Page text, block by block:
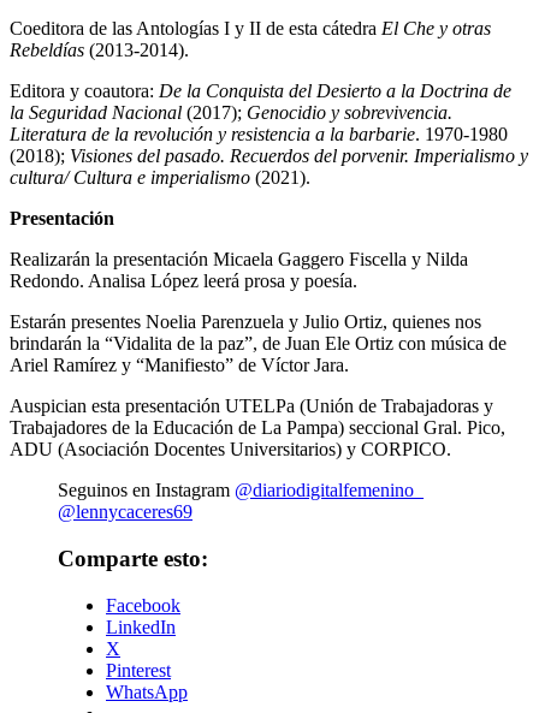
Coeditora de las Antologías I y II de esta cátedra El Che y otras
Rebeldías (2013-2014).
Editora y coautora: De la Conquista del Desierto a la Doctrina de
la Seguridad Nacional (2017); Genocidio y sobrevivencia.
Literatura de la revolución y resistencia a la barbarie. 1970-1980
(2018); Visiones del pasado. Recuerdos del porvenir. Imperialismo y
cultura/ Cultura e imperialismo (2021).
Presentación
Realizarán la presentación Micaela Gaggero Fiscella y Nilda
Redondo. Analisa López leerá prosa y poesía.
Estarán presentes Noelia Parenzuela y Julio Ortiz, quienes nos
brindarán la “Vidalita de la paz”, de Juan Ele Ortiz con música de
Ariel Ramírez y “Manifiesto” de Víctor Jara.
Auspician esta presentación UTELPa (Unión de Trabajadoras y
Trabajadores de la Educación de La Pampa) seccional Gral. Pico,
ADU (Asociación Docentes Universitarios) y CORPICO.
Seguinos en Instagram @diariodigitalfemenino_
@lennycaceres69
Comparte esto:
Facebook
LinkedIn
X
Pinterest
WhatsApp